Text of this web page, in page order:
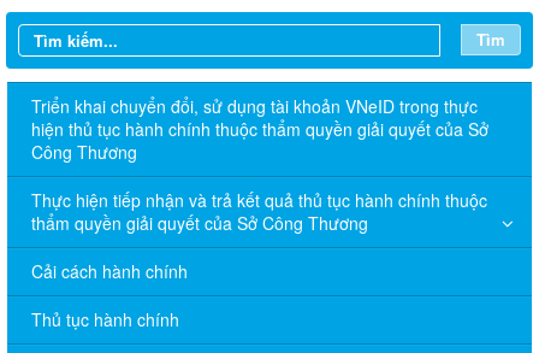
Tìm
Triển khai chuyển đổi, sử dụng tài khoản VNeID trong thực
hiện thủ tục hành chính thuộc thẩm quyền giải quyết của Sở
Công Thương
Thực hiện tiếp nhận và trả kết quả thủ tục hành chính thuộc
thẩm quyền giải quyết của Sở Công Thương
Cải cách hành chính
Thủ tục hành chính